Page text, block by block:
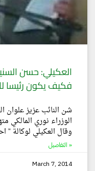
العكيلي: حسن
فكيف يكون رئيسا
شن النائب عزيز علوان
الوزراء نوري المالكي
وقال العكيلي لوكالة ”
التفاصيل »
March 7, 2014